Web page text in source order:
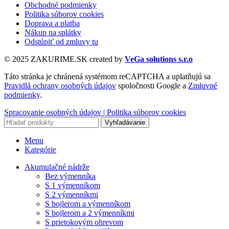
Obchodné podmienky
Politika súborov cookies
Doprava a platba
Nákup na splátky
Odstúpiť od zmluvy tu
© 2025 ZAKURIME.SK created by VeGa solutions s.r.o
Táto stránka je chránená systémom reCAPTCHA a uplatňujú sa
Pravidlá ochrany osobných údajov spoločnosti Google a Zmluvné
podmienky.
Spracovanie osobných údajov | Politika súborov cookies
Vyhľadávanie
Menu
Kategórie
Akumulačné nádrže
Bez výmenníka
S 1 výmenníkom
S 2 výmenníkmi
S bojlerom a výmenníkom
S bojlerom a 2 výmenníkmi
S prietokovým ohrevom